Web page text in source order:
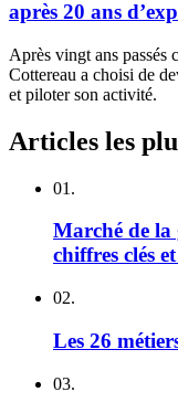
après 20 ans
Après vingt ans
Cottereau a choisi de
et piloter son activité.
Articles les
01.
Marché de
chiffres clés
02.
Les 26
03.